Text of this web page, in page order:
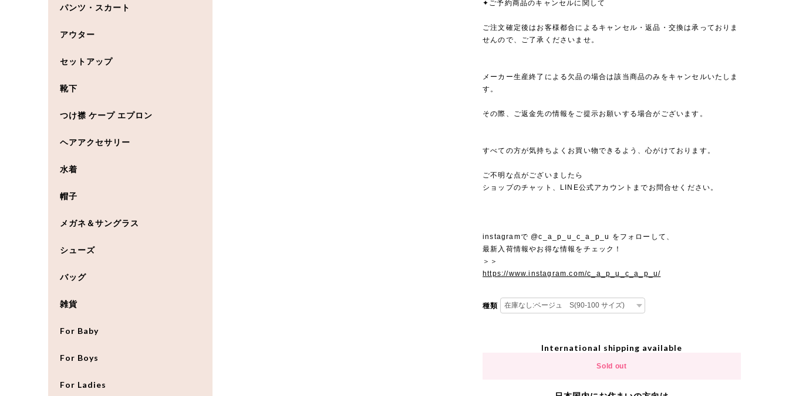
✦ご予約商品のキャンセルに関して
ご注文確定後はお客様都合によるキャンセル・返品・交換は承っておりま
せんので、ご了承くださいませ。
メーカー生産終了による欠品の場合は該当商品のみをキャンセルいたしま
す。
その際、ご返金先の情報をご提示お願いする場合がございます。
すべての方が気持ちよくお買い物できるよう、心がけております。
ご不明な点がございましたら
ショップのチャット、LINE公式アカウントまでお問合せください。
instagramで @c_a_p_u_c_a_p_u をフォローして、
最新入荷情報やお得な情報をチェック！
＞＞
https://www.instagram.com/c_a_p_u_c_a_p_u/
種類
International shipping available
Sold out
パンツ・スカート
アウター
セットアップ
靴下
つけ襟 ケープ エプロン
ヘアアクセサリー
水着
帽子
メガネ＆サングラス
シューズ
バッグ
雑貨
For Baby
For Boys
For Ladies